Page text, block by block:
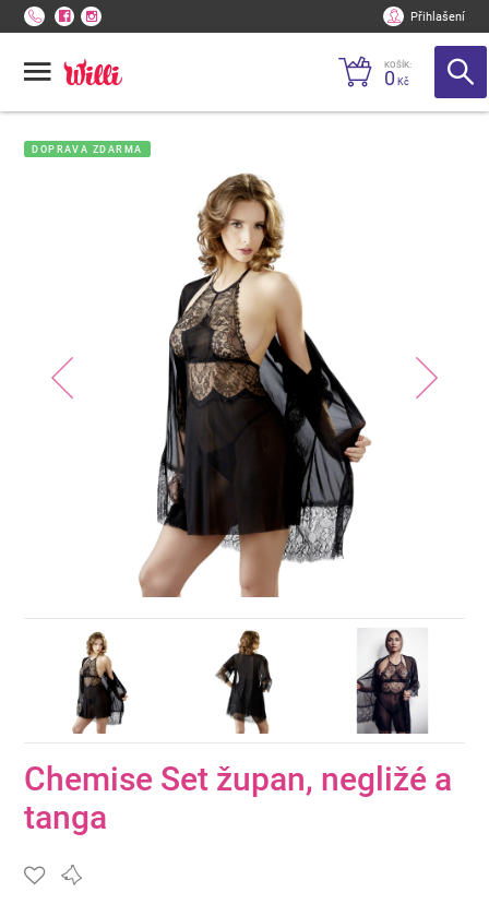
Přihlašení
KOŠÍK:
0 Kč
DOPRAVA ZDARMA
Chemise Set župan, negližé a
tanga